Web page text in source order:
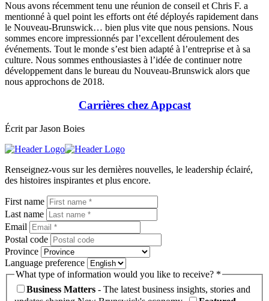
Nous avons récemment tenu une réunion de conseil et Chris F. a
mentionné à quel point les efforts ont été déployés rapidement dans
le Nouveau-Brunswick… bien plus vite que nous pensions. Nous
sommes encore impressionnés par l’excellent déroulement des
événements. Tout le monde s’est bien adapté à l’entreprise et à sa
culture. Nous sommes enthousiastes à l’idée de continuer notre
développement dans le bureau du Nouveau-Brunswick alors que
nous approchons de 2018.
Carrières chez Appcast
Écrit par Jason Boies
Lien
d'accueil
Renseignez-vous sur les dernières nouvelles, le leadership éclairé,
des histoires inspirantes et plus encore.
First name
Last name
Email
Postal code
Province
Language preference
What type of information would you like to receive? *
Business Matters - The latest business insights, stories and